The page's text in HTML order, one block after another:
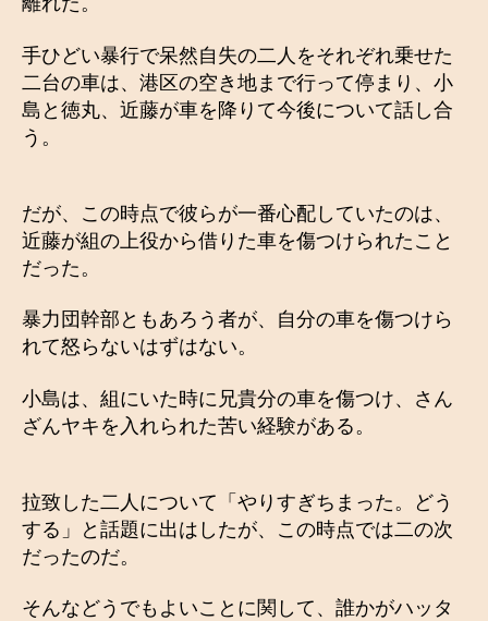
手ひどい暴行で呆然自失の二人をそれぞれ乗せた
二台の車は、港区の空き地まで行って停まり、小
島と徳丸、近藤が車を降りて今後について話し合
う。
だが、この時点で彼らが一番心配していたのは、
近藤が組の上役から借りた車を傷つけられたこと
だった。
暴力団幹部ともあろう者が、自分の車を傷つけら
れて怒らないはずはない。
小島は、組にいた時に兄貴分の車を傷つけ、さん
ざんヤキを入れられた苦い経験がある。
拉致した二人について「やりすぎちまった。どう
する」と話題に出はしたが、この時点では二の次
だったのだ。
そんなどうでもよいことに関して、誰かがハッタ